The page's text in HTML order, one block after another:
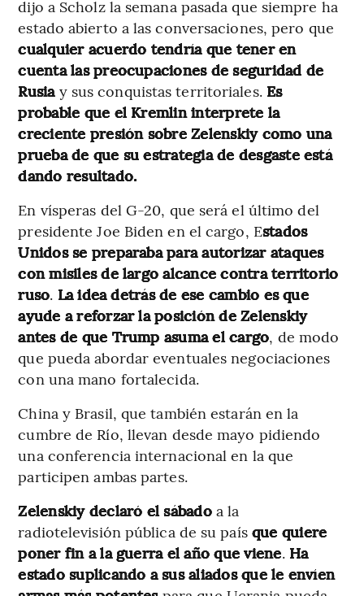
dijo a Scholz la semana pasada que siempre ha
estado abierto a las conversaciones, pero que
cualquier acuerdo tendría que tener en
cuenta las preocupaciones de seguridad de
Rusiay sus conquistas territoriales. Es
probable que el Kremlin interprete la
creciente presión sobre Zelenskiy como una
prueba de que su estrategia de desgaste está
dando resultado.
En vísperas del G-20, que será el último del
presidente Joe Biden en el cargo, Estados
Unidos se preparaba para autorizar ataques
con misiles de largo alcance contra territorio
ruso. La idea detrás de ese cambio es que
ayude a reforzar la posición de Zelenskiy
antes de que Trump asuma el cargo, de modo
que pueda abordar eventuales negociaciones
con una mano fortalecida.
China y Brasil, que también estarán en la
cumbre de Río, llevan desde mayo pidiendo
una conferencia internacional en la que
participen ambas partes.
Zelenskiy declaró el sábadoa la
radiotelevisión pública de su país que quiere
poner fin a la guerra el año que viene. Ha
estado suplicando a sus aliados que le envíen